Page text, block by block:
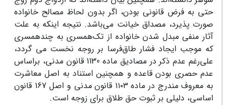
حتی به فرض قانونی بودن، اگر بدون لحاظ مصالح خانواده
صورت پذیرد، مصداق خیانت می‌باشد. نتیجه اینکه به علت
آثار منفی مبدل شدن خانواده از تک‌همسری به چندهمسری
که موجب ایجاد فشار طاق‌فرسا بر روجه نخست می گردد،
علی‌رغم عدم ذکر در مصادیق ماده 1130 قانون مدنی، براساس
عدم حصری بودن قاعده و همچنین استناد به اصل معاشرت
به معروف مندرج در ماده ۱۱۰۳ قانون مدنی و اصل 167 قانون
اساسی، دلیلی بر ثبوت حق طلاق برای زوجه است.